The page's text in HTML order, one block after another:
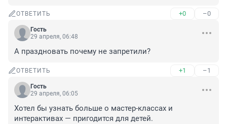
ОТВЕТИТЬ +0 –0
Гость
29 апреля, 06:48
А праздновать почему не запретили?
ОТВЕТИТЬ +1 –1
Гость
29 апреля, 06:05
Хотел бы узнать больше о мастер-классах и
интерактивах — пригодится для детей.